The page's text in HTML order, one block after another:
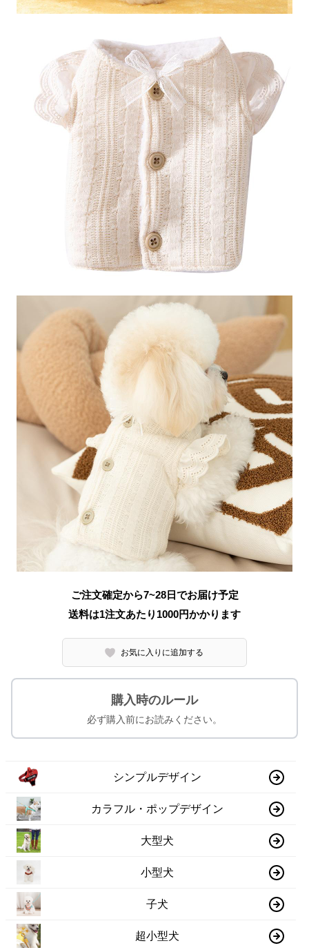
ご注文確定から7~28日でお届け予定
送料は1注文あたり 1000円かかります
お気に入りに追加する
購入時のルール
必ず購入前にお読みください。
シンプルデザイン
カラフル・ポップデザイン
大型犬
小型犬
子犬
超小型犬